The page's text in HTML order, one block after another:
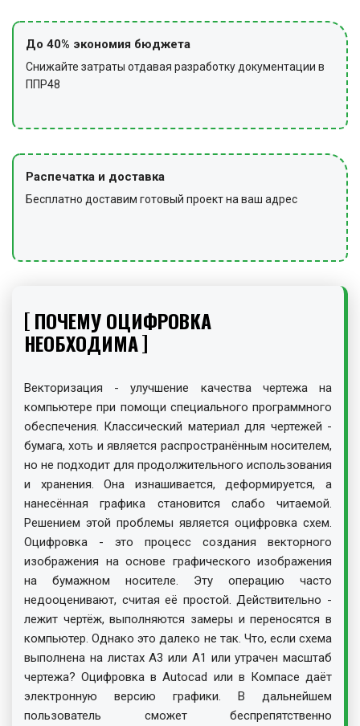
До 40% экономия бюджета
Снижайте затраты отдавая разработку документации в
ППР48
Распечатка и доставка
Бесплатно доставим готовый проект на ваш адрес
ПОЧЕМУ ОЦИФРОВКА
НЕОБХОДИМА
Векторизация - улучшение качества чертежа на
компьютере при помощи специального программного
обеспечения. Классический материал для чертежей -
бумага, хоть и является распространённым носителем,
но не подходит для продолжительного использования
и хранения. Она изнашивается, деформируется, а
нанесённая графика становится слабо читаемой.
Решением этой проблемы является оцифровка схем.
Оцифровка - это процесс создания векторного
изображения на основе графического изображения
на бумажном носителе. Эту операцию часто
недооценивают, считая её простой. Действительно -
лежит чертёж, выполняются замеры и переносятся в
компьютер. Однако это далеко не так. Что, если схема
выполнена на листах А3 или А1 или утрачен масштаб
чертежа? Оцифровка в Autocad или в Компасе даёт
электронную версию графики. В дальнейшем
пользователь сможет беспрепятственно